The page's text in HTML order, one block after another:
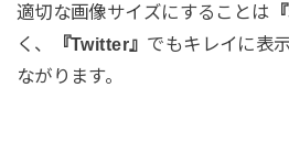
適切な画像サイズにすることは
く、
『Twitter』 でもキレイに表
ながります。